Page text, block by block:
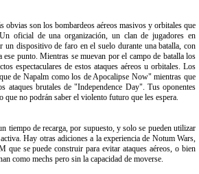
obvias son los bombardeos aéreos masivos y orbitales que
oficial de una organización, un clan de jugadores en
un dispositivo de faro en el suelo durante una batalla, con
ese punto. Mientras se muevan por el campo de batalla los
espectaculares de estos ataques aéreos u orbitales. Los
de Napalm como los de Apocalipse Now" mientras que
ataques brutales de "Independence Day". Tus oponentes
que no podrán saber el violento futuro que les espera.
tiempo de recarga, por supuesto, y solo se pueden utilizar
Hay otras adiciones a la experiencia de Notum Wars,
que se puede construir para evitar ataques aéreos, o bien
como mechs pero sin la capacidad de moverse.